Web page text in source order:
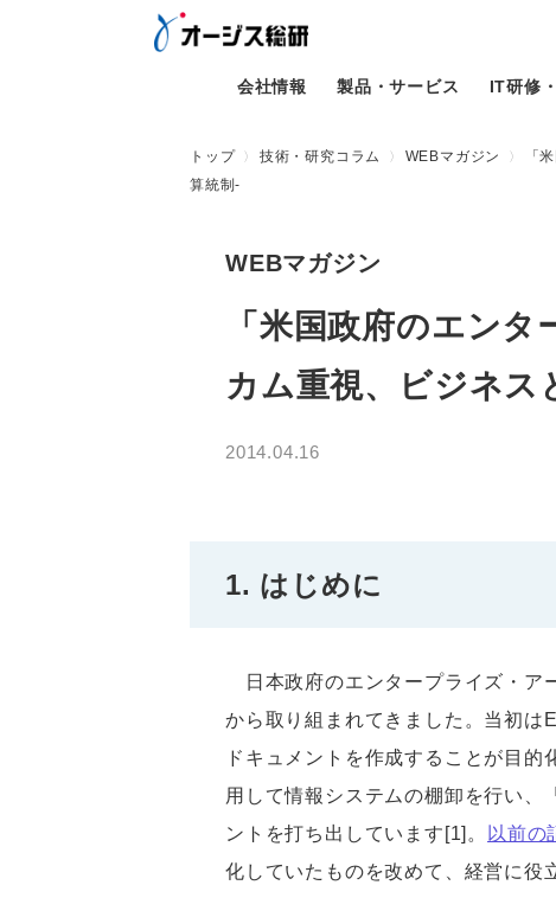
会社情報 製品・サービス IT研修
トップ 技術・研究コラム WEBマガジン
「
算統制-
WEBマガジン
「米国政府のエン
カム重視、ビジネス
2014.04.16
1. はじめに
日本政府のエンタープライズ・ア
から取り組まれてきました。当初は
ドキュメントを作成することが目
用して情報システムの棚卸を行い、
ントを打ち出しています[1]。
以前の
化していたものを改めて、経営に役